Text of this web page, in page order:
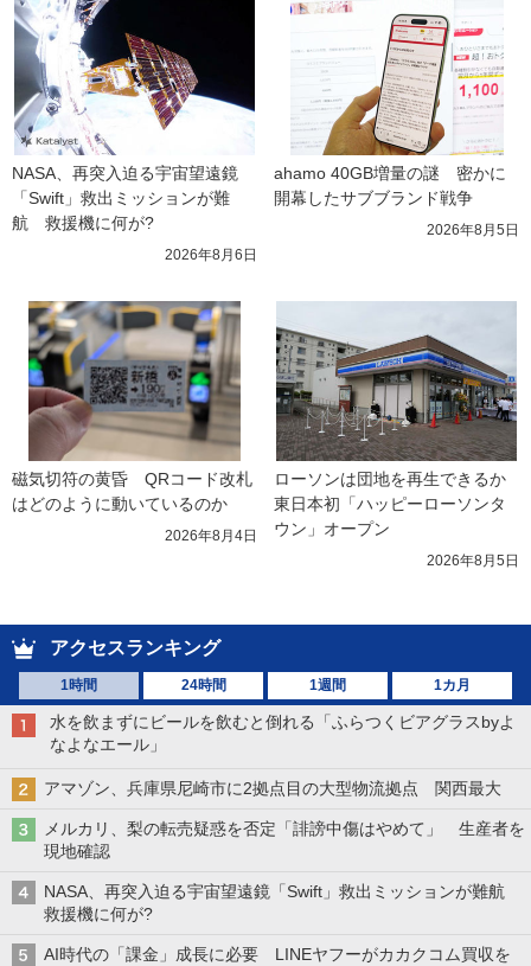
NASA、再突入迫る宇宙望遠鏡
「Swift」救出ミッションが難
航　救援機に何が?
2026年8月6日
ahamo 40GB増量の謎　密かに
開幕したサブブランド戦争
2026年8月5日
磁気切符の黄昏　QRコード改札
はどのように動いているのか
2026年8月4日
ローソンは団地を再生できるか
東日本初「ハッピーローソンタ
ウン」オープン
2026年8月5日
アクセスランキング
1時間 24時間 1週間 1カ月
水を飲まずにビールを飲むと倒れる「ふらつくビアグラスbyよ
なよなエール」
アマゾン、兵庫県尼崎市に2拠点目の大型物流拠点 関西最大
メルカリ、梨の転売疑惑を否定「誹謗中傷はやめて」 生産者を
現地確認
NASA、再突入迫る宇宙望遠鏡「Swift」救出ミッションが難航
救援機に何が?
AI時代の「課金」成長に必要 LINEヤフーがカカクコム買収を